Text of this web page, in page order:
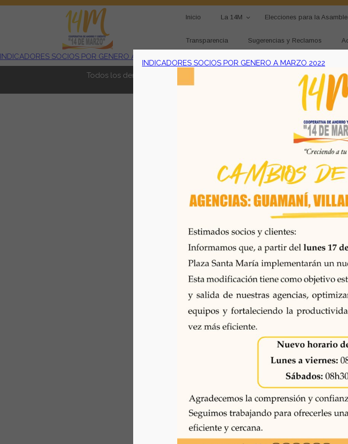
Inicio La 14M Elecciones para la
Transparencia Sugerencias y Reclamos
INDICADORES SOCIOS POR GENERO A MARZO 2022
Todos los derechos reservados. Se prohibe el uso o reproducción del
Desarrollado
INDICADORES SOCIOS POR GENERO A MARZO 2022